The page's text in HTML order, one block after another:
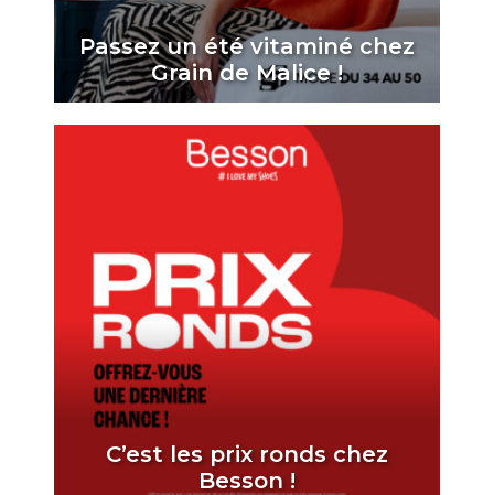
Passez un été vitaminé chez
Grain de Malice !
C’est les prix ronds chez
Besson !